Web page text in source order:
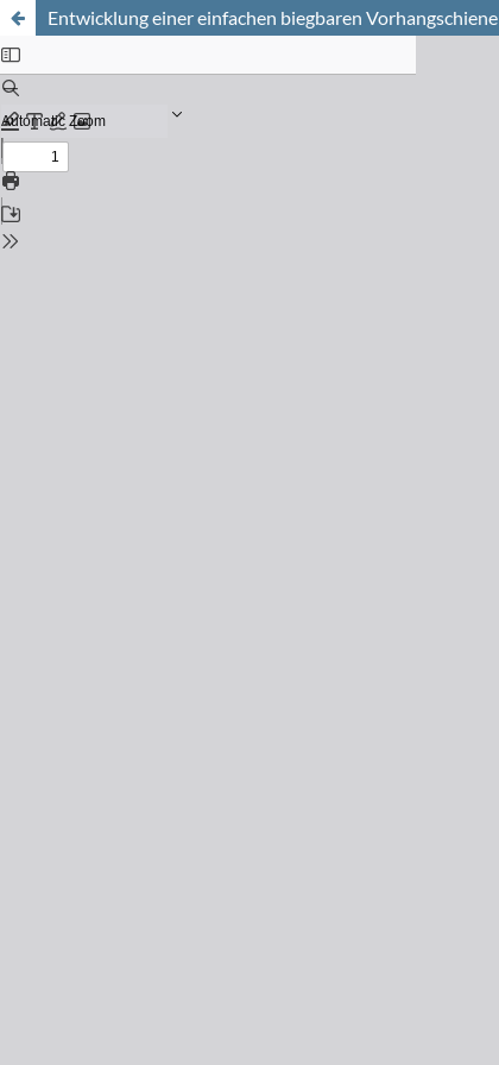
Entwicklung einer einfachen biegbaren Vorhangschiene